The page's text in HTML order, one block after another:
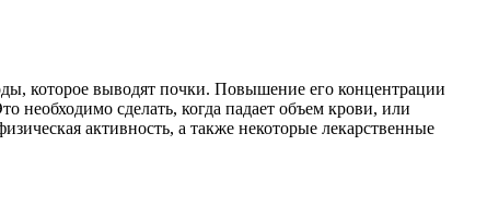
которое выводят почки. Повышение его концентрации
необходимо сделать, когда падает объем крови, или
активность, а также некоторые лекарственные